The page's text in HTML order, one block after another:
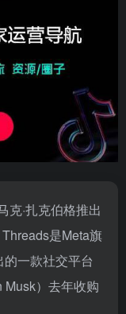
克·扎克伯格推出
是Meta旗
的一款社交平台
Musk）去年收购